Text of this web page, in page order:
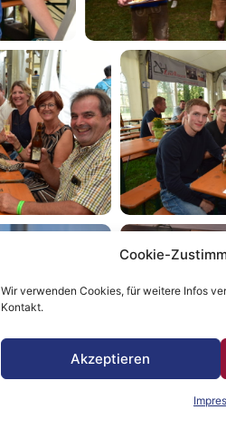
Cookie-
Wir verwenden Cookies, für weitere Infos
Kontakt.
Akzeptieren